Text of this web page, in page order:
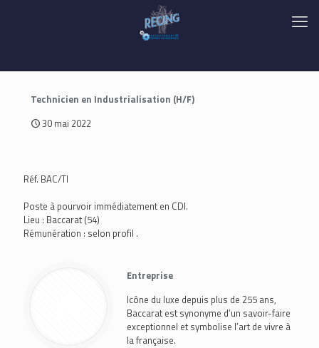
Technicien en Industrialisation (H/F)
30 mai 2022
Réf. BAC/TI
Poste à pourvoir immédiatement en CDI.
Lieu : Baccarat (54)
Rémunération : selon profil .
Entreprise
Icône du luxe depuis plus de 255 ans,
Baccarat est synonyme d’un savoir-faire
exceptionnel et symbolise l’art de vivre à
la française.